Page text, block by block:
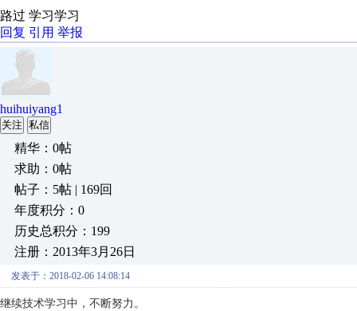
路过 学习学习
回复 引用 举报
huihuiyang1
关注 私信
精华：0帖
求助：0帖
帖子：5帖 | 169回
年度积分：0
历史总积分：199
注册：2013年3月26日
发表于：2018-02-06 14:08:14
继续技术学习中，不断努力。